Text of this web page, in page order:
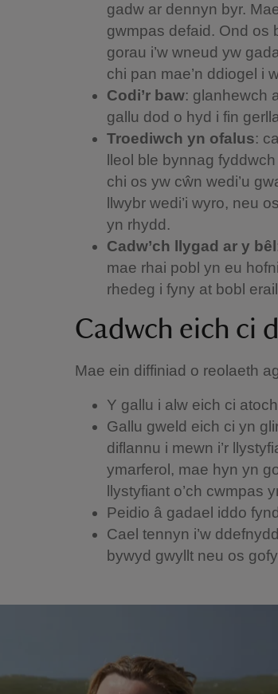
gadw ar dennyn byr.
gwmpas defaid. Ond os
gorau i’w wneud yw
chi pan mae’n ddiogel i
Codi’r baw: glanhewch
gallu dod o hyd i fin
Troediwch yn ofalus:
lleol ble bynnag
chi os yw cŵn wedi’u
llwybr wedi’i wyro, neu
yn rhydd.
Cadw’ch llygad ar y bêl
mae rhai pobl yn eu
rhedeg i fyny at bobl
Cadwch eich ci
Mae ein diffiniad o reolaeth
Y gallu i alw eich ci
Gallu gweld eich ci yn
diflannu i mewn i’r
ymarferol, mae hyn yn
llystyfiant o’ch cwmpas
Peidio â gadael iddo
Cael tennyn i’w
bywyd gwyllt neu os